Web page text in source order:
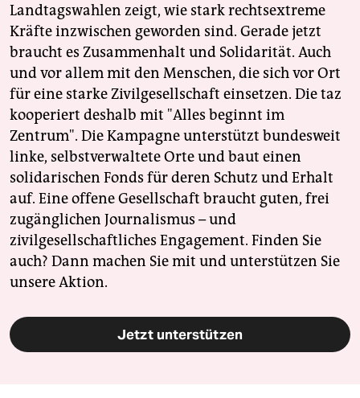
Landtagswahlen zeigt, wie stark rechtsextreme
Kräfte inzwischen geworden sind. Gerade jetzt
braucht es Zusammenhalt und Solidarität. Auch
und vor allem mit den Menschen, die sich vor Ort
für eine starke Zivilgesellschaft einsetzen. Die taz
kooperiert deshalb mit "Alles beginnt im
Zentrum". Die Kampagne unterstützt bundesweit
linke, selbstverwaltete Orte und baut einen
solidarischen Fonds für deren Schutz und Erhalt
auf. Eine offene Gesellschaft braucht guten, frei
zugänglichen Journalismus – und
zivilgesellschaftliches Engagement. Finden Sie
auch? Dann machen Sie mit und unterstützen Sie
unsere Aktion.
Jetzt unterstützen